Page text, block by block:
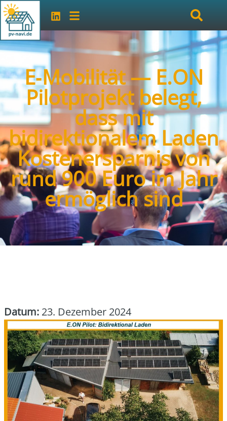
E‑Mobilität — E.ON
Pilotprojekt belegt,
dass mit
bidirektionalem Laden
Kostenersparnis von
rund 900 Euro im Jahr
ermöglich sind
Datum: 23. Dezember 2024